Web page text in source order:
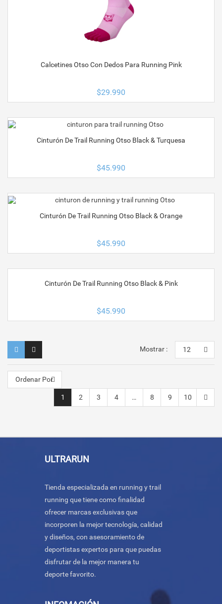
Calcetines Otso Con Dedos Para Running Pink
$29.990
Cinturón De Trail Running Otso Black & Turquesa
$45.990
Cinturón De Trail Running Otso Black & Orange
$45.990
Cinturón De Trail Running Otso Black & Pink
$45.990
Mostrar : 12
Ordenar Por
1 2 3 4 … 8 9 10
ULTRARUN
Tienda especializada en running y trail
running que tiene como finalidad
ofrecer marcas exclusivas que
incorporen la mejor tecnología, calidad
y diseños, con asesoramiento de
deportistas expertos para que puedas
disfrutar de la mejor manera tu
deporte favorito.